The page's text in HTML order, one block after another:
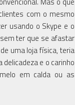
com o mesmo
usando o Skype e o
ter que se afastar
uma loja física, teria
e o carinho
em calda ou as